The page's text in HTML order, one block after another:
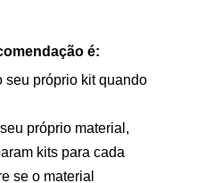
é:
seu próprio kit quando
próprio material,
kits para cada
se o material